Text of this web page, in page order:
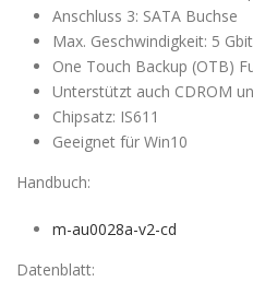
Anschluss 3: SATA Buchse
Max. Geschwindigkeit: 5
One Touch Backup (OTB)
Unterstützt auch CDROM
Chipsatz: IS611
Geeignet für Win10
Handbuch:
m-au0028a-v2-cd
Datenblatt: